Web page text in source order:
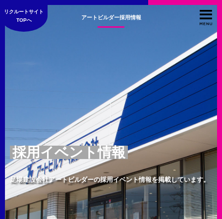
リクルートサイト
TOPへ
アートビルダー採用情報
採用イベント情報
足場建設会社アートビルダーの採用イベント情報を掲載しています。